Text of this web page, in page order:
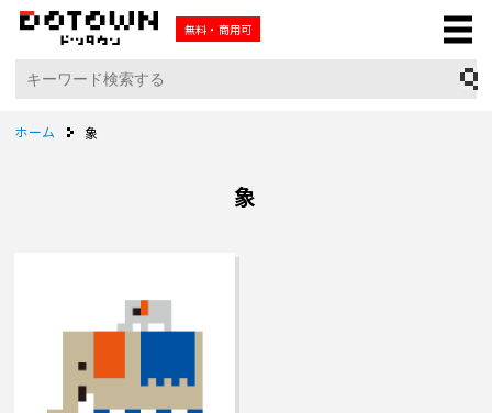
無料・商用可
ホーム 象
象